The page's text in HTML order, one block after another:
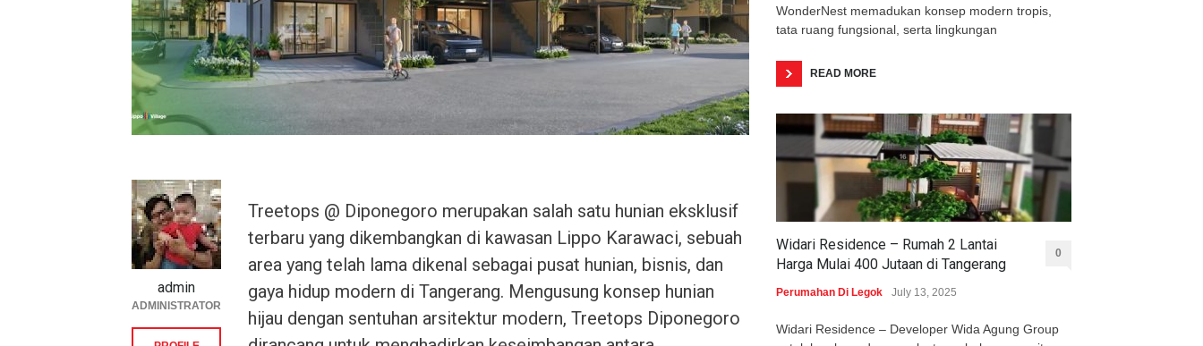
Treetops @ Diponegoro merupakan salah satu hunian eksklusif
terbaru yang dikembangkan di kawasan Lippo Karawaci, sebuah
area yang telah lama dikenal sebagai pusat hunian, bisnis, dan
gaya hidup modern di Tangerang. Mengusung konsep hunian
hijau dengan sentuhan arsitektur modern, Treetops Diponegoro
admin
ADMINISTRATOR
WonderNest memadukan konsep modern tropis,
tata ruang fungsional, serta lingkungan
READ MORE
Widari Residence – Rumah 2 Lantai
Harga Mulai 400 Jutaan di Tangerang
0
Perumahan Di Legok July 13, 2025
Widari Residence – Developer Wida Agung Group